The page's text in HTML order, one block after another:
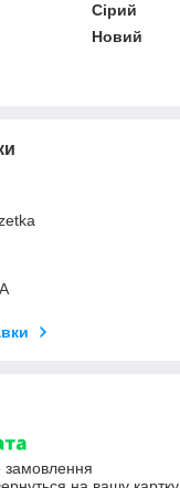
Сірий
Новий
замовлення